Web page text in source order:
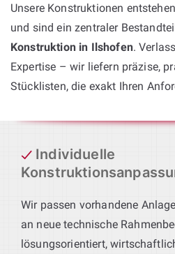
Unsere Konstruktionen
und sind ein zentraler
Konstruktion in Ilshofen.
Expertise – wir liefern präzise,
Stücklisten, die exakt Ihren
Individuelle
Wir passen vorhandene
an neue technische
lösungsorientiert,